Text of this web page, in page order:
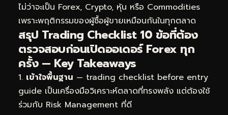
ไม่ว่าจะเป็น Forex, Crypto, หุ้น หรือ Commodities
เพราะพฤติกรรมของผู้ซื้อผู้ขายเหมือนกันในทุกตลาด
สรุป Trading Checklist 10 ข้อที่ต้อง
ตรวจสอบก่อนเปิดออเดอร์ Forex ทุก
ครั้ง — Key Takeaways
เข้าใจพื้นฐาน — trading checklist before entry
guide เป็นเครื่องมือวิเคราะห์ตลาดที่ทรงพลัง แต่ต้องใช้
ร่วมกับ Risk Management ที่ดี